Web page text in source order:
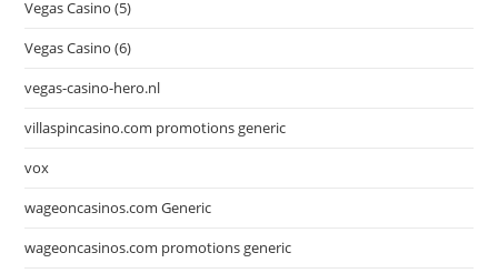
Vegas Casino (5)
Vegas Casino (6)
vegas-casino-hero.nl
villaspincasino.com promotions generic
vox
wageoncasinos.com Generic
wageoncasinos.com promotions generic